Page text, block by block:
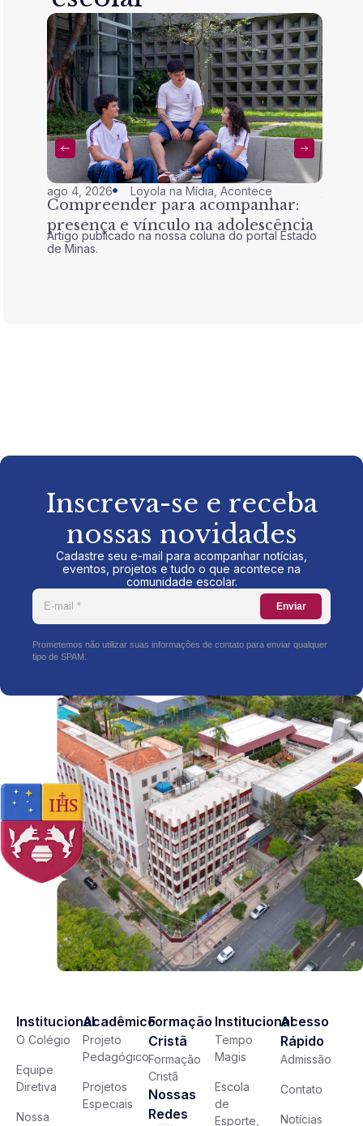
ago 4, 2026 Loyola na Mídia ,Acontece
Compreender para acompanhar:
presença e vínculo na adolescência
Artigo publicado na nossa coluna do portal Estado
de Minas.
Inscreva-se e receba
nossas novidades
Cadastre seu e-mail para acompanhar notícias,
eventos, projetos e tudo o que acontece na
comunidade escolar.
Enviar
Prometemos não utilizar suas informações de contato para enviar qualquer
tipo de SPAM.
Institucional
O Colégio
Equipe
Diretiva
Nossa
Acadêmico
Projeto
Pedagógico
Projetos
Especiais
Formação
Cristã
Formação
Cristã
Nossas
Redes
Institucional
Tempo
Magis
Escola
de
Esporte,
Acesso
Rápido
Admissão
Contato
Notícias